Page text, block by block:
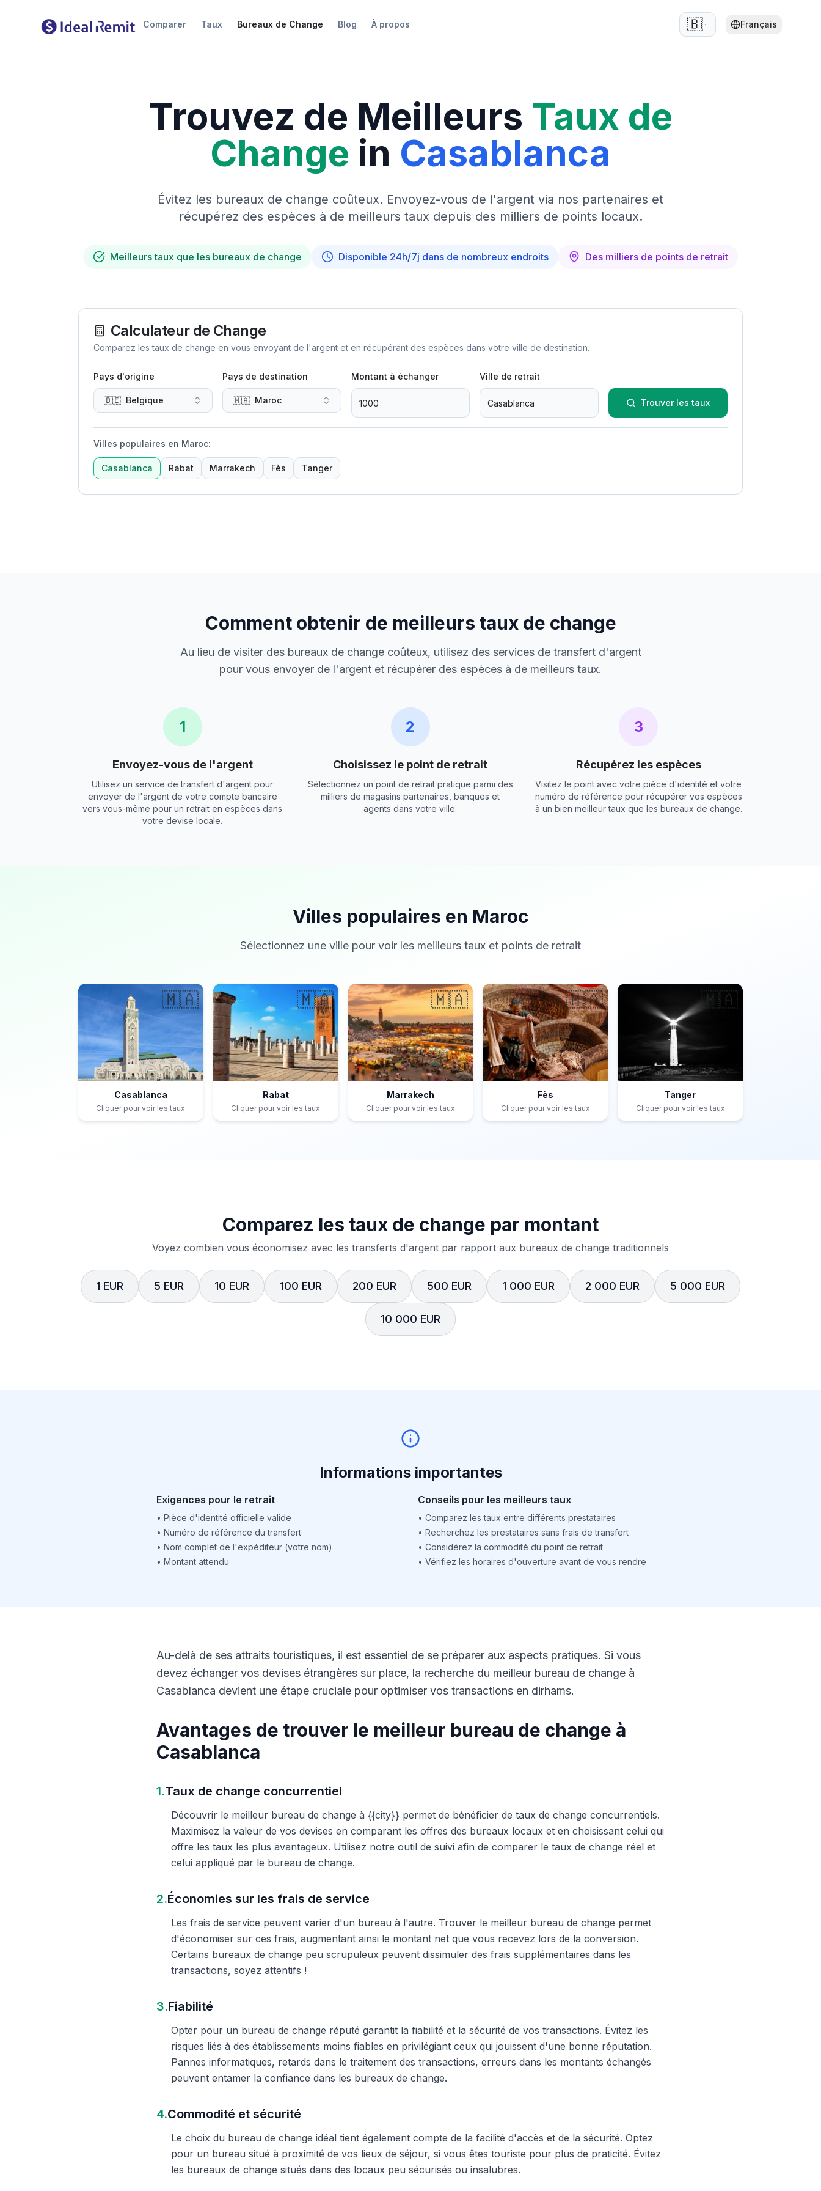
Comparer Taux Bureaux de Change Blog À propos 🇧🇪 Français
Trouvez de Meilleurs Taux de
Change in Casablanca
Évitez les bureaux de change coûteux. Envoyez-vous de l'argent via nos partenaires et
récupérez des espèces à de meilleurs taux depuis des milliers de points locaux.
Meilleurs taux que les bureaux de change Disponible 24h/7j dans de nombreux endroits Des milliers de points de retrait
Calculateur de Change
Comparez les taux de change en vous envoyant de l'argent et en récupérant des espèces dans votre ville de destination.
Pays d'origine
🇧🇪 Belgique
Pays de destination
🇲🇦 Maroc
Montant à échanger Ville de retrait
Trouver les taux
Villes populaires en Maroc:
Casablanca Rabat Marrakech Fès Tanger
Comment obtenir de meilleurs taux de change
Au lieu de visiter des bureaux de change coûteux, utilisez des services de transfert d'argent
pour vous envoyer de l'argent et récupérer des espèces à de meilleurs taux.
1
Envoyez-vous de l'argent
Utilisez un service de transfert d'argent pour
envoyer de l'argent de votre compte bancaire
vers vous-même pour un retrait en espèces dans
votre devise locale.
2
Choisissez le point de retrait
Sélectionnez un point de retrait pratique parmi des
milliers de magasins partenaires, banques et
agents dans votre ville.
3
Récupérez les espèces
Visitez le point avec votre pièce d'identité et votre
numéro de référence pour récupérer vos espèces
à un bien meilleur taux que les bureaux de change.
Villes populaires en Maroc
Sélectionnez une ville pour voir les meilleurs taux et points de retrait
🇲🇦
Casablanca
Cliquer pour voir les taux
🇲🇦
Rabat
Cliquer pour voir les taux
🇲🇦
Marrakech
Cliquer pour voir les taux
🇲🇦
Fès
Cliquer pour voir les taux
🇲🇦
Tanger
Cliquer pour voir les taux
Comparez les taux de change par montant
Voyez combien vous économisez avec les transferts d'argent par rapport aux bureaux de change traditionnels
1 EUR 5 EUR 10 EUR 100 EUR 200 EUR 500 EUR 1 000 EUR 2 000 EUR 5 000 EUR
10 000 EUR
Informations importantes
Exigences pour le retrait
• Pièce d'identité officielle valide
• Numéro de référence du transfert
• Nom complet de l'expéditeur (votre nom)
• Montant attendu
Conseils pour les meilleurs taux
• Comparez les taux entre différents prestataires
• Recherchez les prestataires sans frais de transfert
• Considérez la commodité du point de retrait
• Vérifiez les horaires d'ouverture avant de vous rendre
Au-delà de ses attraits touristiques, il est essentiel de se préparer aux aspects pratiques. Si vous
devez échanger vos devises étrangères sur place, la recherche du meilleur bureau de change à
Casablanca devient une étape cruciale pour optimiser vos transactions en dirhams.
Avantages de trouver le meilleur bureau de change à
Casablanca
1.Taux de change concurrentiel
Découvrir le meilleur bureau de change à {{city}} permet de bénéficier de taux de change concurrentiels.
Maximisez la valeur de vos devises en comparant les offres des bureaux locaux et en choisissant celui qui
offre les taux les plus avantageux. Utilisez notre outil de suivi afin de comparer le taux de change réel et
celui appliqué par le bureau de change.
2.Économies sur les frais de service
Les frais de service peuvent varier d'un bureau à l'autre. Trouver le meilleur bureau de change permet
d'économiser sur ces frais, augmentant ainsi le montant net que vous recevez lors de la conversion.
Certains bureaux de change peu scrupuleux peuvent dissimuler des frais supplémentaires dans les
transactions, soyez attentifs !
3.Fiabilité
Opter pour un bureau de change réputé garantit la fiabilité et la sécurité de vos transactions. Évitez les
risques liés à des établissements moins fiables en privilégiant ceux qui jouissent d'une bonne réputation.
Pannes informatiques, retards dans le traitement des transactions, erreurs dans les montants échangés
peuvent entamer la confiance dans les bureaux de change.
4.Commodité et sécurité
Le choix du bureau de change idéal tient également compte de la facilité d'accès et de la sécurité. Optez
pour un bureau situé à proximité de vos lieux de séjour, si vous êtes touriste pour plus de praticité. Évitez
les bureaux de change situés dans des locaux peu sécurisés ou insalubres.